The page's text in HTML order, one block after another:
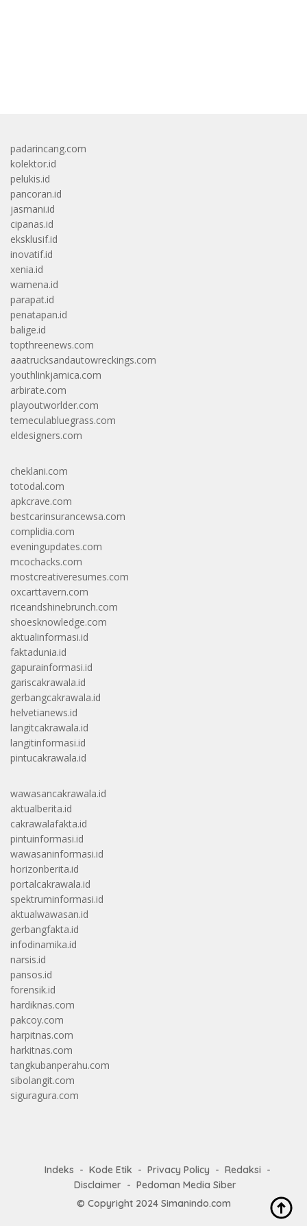
padarincang.com
kolektor.id
pelukis.id
pancoran.id
jasmani.id
cipanas.id
eksklusif.id
inovatif.id
xenia.id
wamena.id
parapat.id
penatapan.id
balige.id
topthreenews.com
aaatrucksandautowreckings.com
youthlinkjamica.com
arbirate.com
playoutworlder.com
temeculabluegrass.com
eldesigners.com
cheklani.com
totodal.com
apkcrave.com
bestcarinsurancewsa.com
complidia.com
eveningupdates.com
mcochacks.com
mostcreativeresumes.com
oxcarttavern.com
riceandshinebrunch.com
shoesknowledge.com
aktualinformasi.id
faktadunia.id
gapurainformasi.id
gariscakrawala.id
gerbangcakrawala.id
helvetianews.id
langitcakrawala.id
langitinformasi.id
pintucakrawala.id
wawasancakrawala.id
aktualberita.id
cakrawalafakta.id
pintuinformasi.id
wawasaninformasi.id
horizonberita.id
portalcakrawala.id
spektruminformasi.id
aktualwawasan.id
gerbangfakta.id
infodinamika.id
narsis.id
pansos.id
forensik.id
hardiknas.com
pakcoy.com
harpitnas.com
harkitnas.com
tangkubanperahu.com
sibolangit.com
siguragura.com
Indeks Kode Etik Privacy Policy
Redaksi
Disclaimer
Pedoman Media Siber
© Copyright 2024 Simanindo.com